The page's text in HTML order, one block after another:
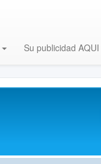
Su publicidad AQUI